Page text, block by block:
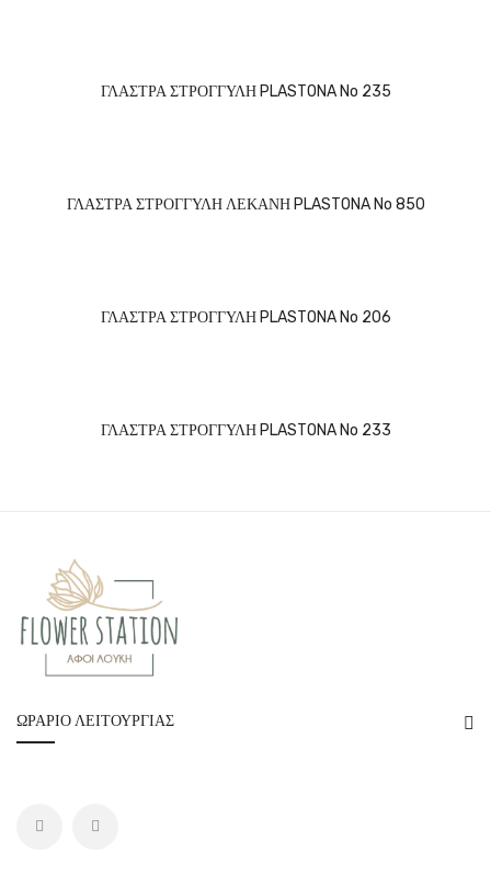
ΓΛΑΣΤΡΑ ΣΤΡΟΓΓΥΛΗ PLASTONA No 235
ΓΛΑΣΤΡΑ ΣΤΡΟΓΓΥΛΗ ΛΕΚΑΝΗ PLASTONA No 850
ΓΛΑΣΤΡΑ ΣΤΡΟΓΓΥΛΗ PLASTONA No 206
ΓΛΑΣΤΡΑ ΣΤΡΟΓΓΥΛΗ PLASTONA No 233
ΩΡΆΡΙΟ ΛΕΙΤΟΥΡΓΊΑΣ